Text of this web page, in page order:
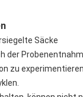
Säcke
der
zu